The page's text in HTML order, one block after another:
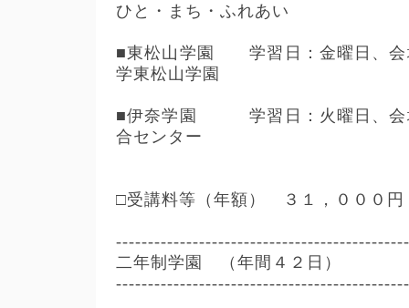
ひと・まち・ふれあい
■東松山学園 学習日：金曜日、会
学東松山学園
■伊奈学園 学習日：火曜日、会
合センター
□受講料等（年額） ３１，０００円
二年制学園 （年間４２日）